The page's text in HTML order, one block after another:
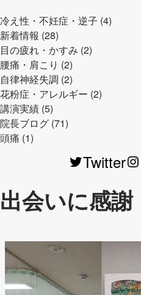
冷え性・不妊症・逆子 (4)
新着情報 (28)
目の疲れ・かすみ (2)
腰痛・肩こり (2)
自律神経失調 (2)
花粉症・アレルギー (2)
講演実績 (5)
院長ブログ (71)
頭痛 (1)
Twitter
出会いに感謝